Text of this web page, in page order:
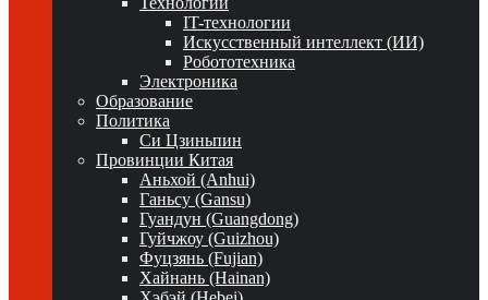
IT-технологии
Искусственный интеллект (ИИ)
Робототехника
Электроника
Образование
Политика
Си Цзиньпин
Провинции Китая
Аньхой (Anhui)
Ганьсу (Gansu)
Гуандун (Guangdong)
Гуйчжоу (Guizhou)
Фуцзянь (Fujian)
Хайнань (Hainan)